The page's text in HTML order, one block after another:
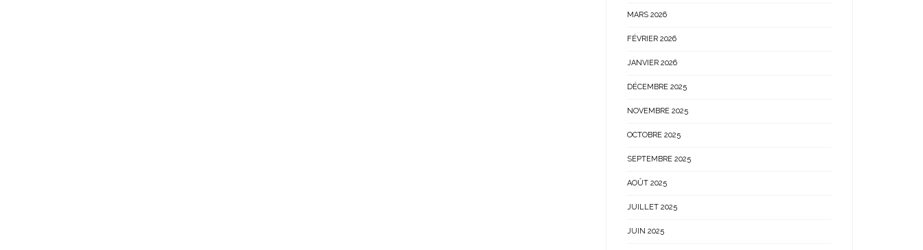
MARS 2026
FÉVRIER 2026
JANVIER 2026
DÉCEMBRE 2025
NOVEMBRE 2025
OCTOBRE 2025
SEPTEMBRE 2025
AOÛT 2025
JUILLET 2025
JUIN 2025